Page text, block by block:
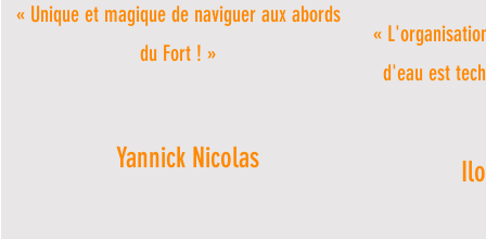
« Unique et magique de naviguer aux abords
du Fort ! »
Yannick Nicolas
«
d'eau est